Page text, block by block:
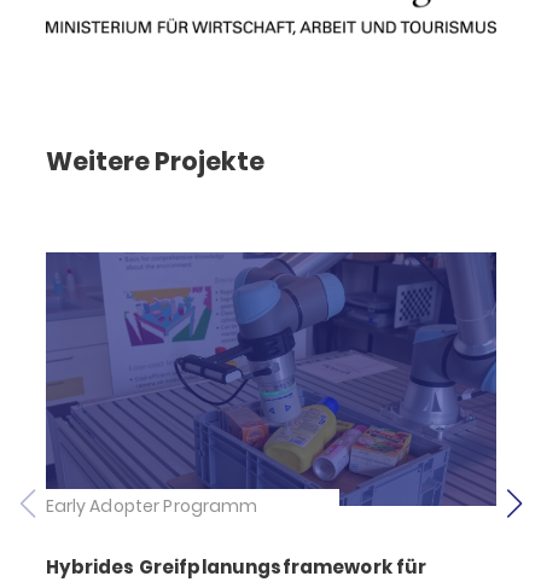
Weitere Projekte
Early Adopter Programm
Hybrides Greifplanungs­frame­work für